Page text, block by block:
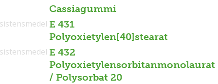
Cassiagummi
E 431
Polyoxietylen[40]stearat
E 432
Polyoxietylensorbitanmonolaurat
/ Polysorbat 20